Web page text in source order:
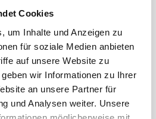
Cookies
um Inhalte und Anzeigen zu
für soziale Medien anbieten
auf unsere Website zu
wir Informationen zu Ihrer
an unsere Partner für
und Analysen weiter. Unsere
23. Juni 2026 6. August 2026